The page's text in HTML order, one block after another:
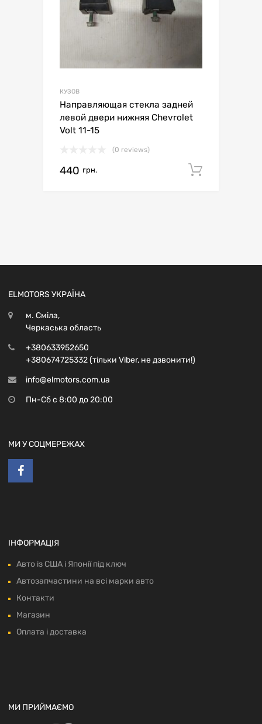
КУЗОВ
Направляющая стекла задней
левой двери нижняя Chevrolet
Volt 11-15
(0 reviews)
440 грн.
ELMOTORS УКРАЇНА
м. Сміла,
Черкаська область
+380633952650
+380674725332 (тільки Viber, не дзвонити!)
info@elmotors.com.ua
Пн-Сб с 8:00 до 20:00
МИ У СОЦМЕРЕЖАХ
ІНФОРМАЦІЯ
Авто із США і Японії під ключ
Автозапчастини на всі марки авто
Контакти
Магазин
Оплата і доставка
МИ ПРИЙМАЄМО